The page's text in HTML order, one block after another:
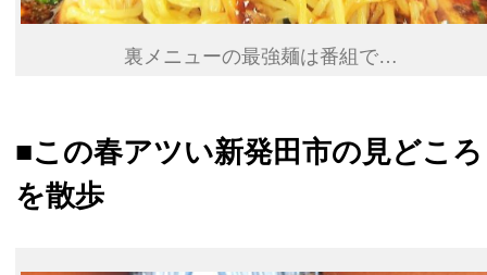
裏メニューの最強麺は番組で…
■この春アツい新発田市の見どころ
を散歩